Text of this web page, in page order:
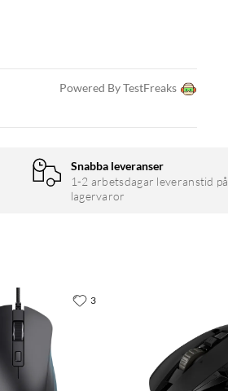
Powered By TestFreaks
Snabba leveranser
1-2 arbetsdagar leveranstid på
lagervaror
3